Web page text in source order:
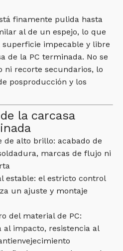
finamente pulida hasta
al de un espejo, lo que
impecable y libre
de la PC terminada. No se
recorte secundarios, lo
posproducción y los
la carcasa
de alto brillo: acabado de
marcas de flujo ni
estable: el estricto control
un ajuste y montaje
del material de PC:
al impacto, resistencia al